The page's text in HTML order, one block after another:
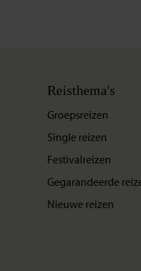
Reisthema's
Groepsreizen
Single reizen
Festivalreizen
Gegarandeerde
Nieuwe reizen